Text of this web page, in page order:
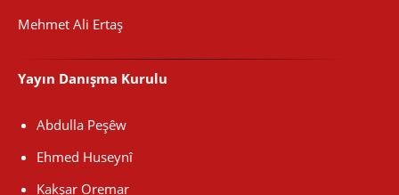
Mehmet Ali Ertaş
Yayın Danışma Kurulu
Abdulla Peşêw
Ehmed Huseynî
Kakşar Oremar